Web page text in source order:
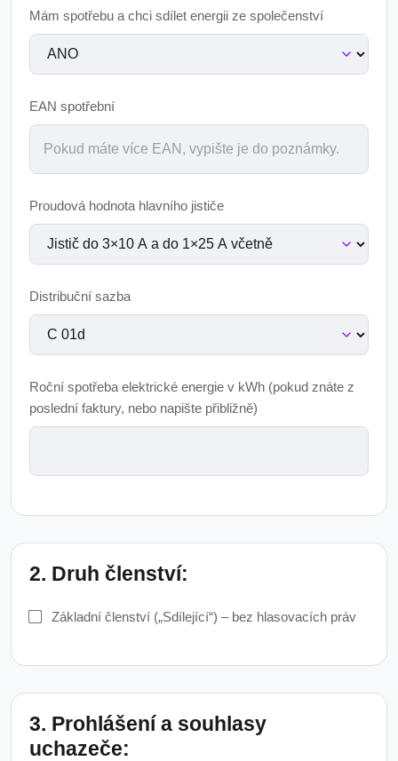
Mám spotřebu a chci sdílet energii ze společenství
EAN spotřební
Proudová hodnota hlavního jističe
Distribuční sazba
Roční spotřeba elektrické energie v kWh (pokud znáte z
poslední faktury, nebo napište přibližně)
2. Druh členství:
Základní členství („Sdílející“) – bez hlasovacích práv
3. Prohlášení a souhlasy
uchazeče: